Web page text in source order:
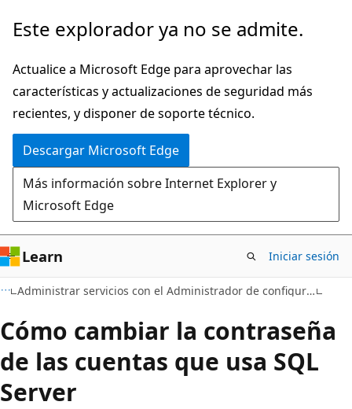
Ir
contenido
principal
Este explorador ya no se admite.
Actualice a Microsoft Edge para aprovechar las
características y actualizaciones de seguridad más
recientes, y disponer de soporte técnico.
Descargar Microsoft Edge
Más información sobre Internet Explorer y
Microsoft Edge
Learn Iniciar sesión
Administrar servicios con el Administrador de configuración de SQL Server
Cómo cambiar la contraseña
de las cuentas que usa SQL
Server